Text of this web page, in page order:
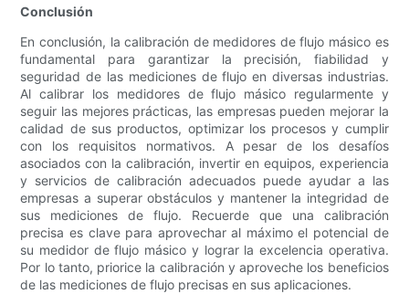
Conclusión
En conclusión, la calibración de medidores de flujo másico es
fundamental para garantizar la precisión, fiabilidad y
seguridad de las mediciones de flujo en diversas industrias.
Al calibrar los medidores de flujo másico regularmente y
seguir las mejores prácticas, las empresas pueden mejorar la
calidad de sus productos, optimizar los procesos y cumplir
con los requisitos normativos. A pesar de los desafíos
asociados con la calibración, invertir en equipos, experiencia
y servicios de calibración adecuados puede ayudar a las
empresas a superar obstáculos y mantener la integridad de
sus mediciones de flujo. Recuerde que una calibración
precisa es clave para aprovechar al máximo el potencial de
su medidor de flujo másico y lograr la excelencia operativa.
Por lo tanto, priorice la calibración y aproveche los beneficios
de las mediciones de flujo precisas en sus aplicaciones.